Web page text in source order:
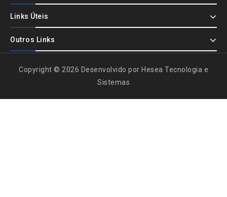
Links Úteis
Outros Links
Copyright © 2026 Desenvolvido por Hesea Tecnologia e
Sistemas